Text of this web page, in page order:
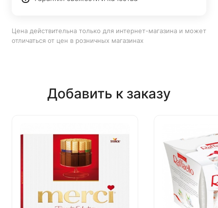
Цена действительна только для интернет-магазина и может
отличаться от цен в розничных магазинах
Добавить к заказу